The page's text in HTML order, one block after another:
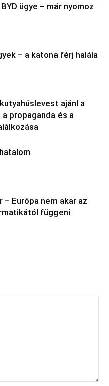
ügye – már nyomoz
– a katona férj halála
ajánl a
propaganda és a
– Európa nem akar az
függeni